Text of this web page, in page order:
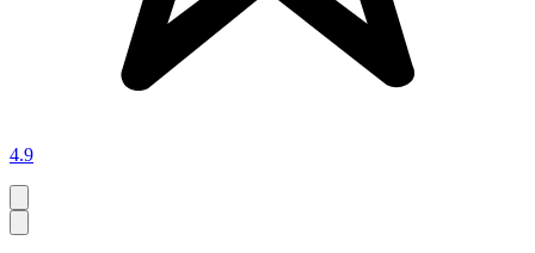
4.9